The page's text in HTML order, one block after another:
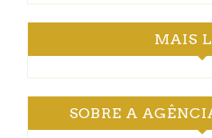
MAIS
SOBRE A